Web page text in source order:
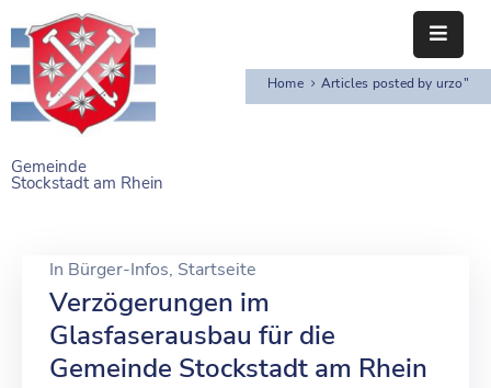
Gemeinde
Stockstadt am Rhein
STARTSEITE
BÜRGERSERVICE
NAHERHOLUNG
FREIZEITEINRICHTUNGEN
Home Articles posted by urzo"
In Bürger-Infos‚ Startseite
Verzögerungen im
Glasfaserausbau für die
Gemeinde Stockstadt am Rhein